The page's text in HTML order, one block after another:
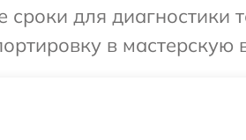
для диагностики
в мастерскую